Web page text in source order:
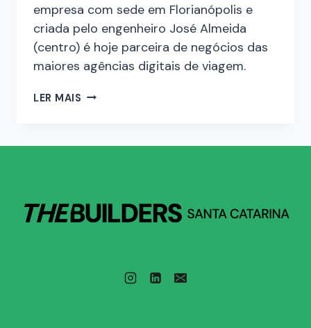
empresa com sede em Florianópolis e
criada pelo engenheiro José Almeida
(centro) é hoje parceira de negócios das
maiores agências digitais de viagem.
LER MAIS